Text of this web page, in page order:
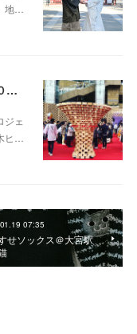
地…
日本酒の祭典「クラフトサケウィーク２０２３」六本木ヒルズアリーナ
ジェ
ヒ…
07:35
せソックス＠大宮駅